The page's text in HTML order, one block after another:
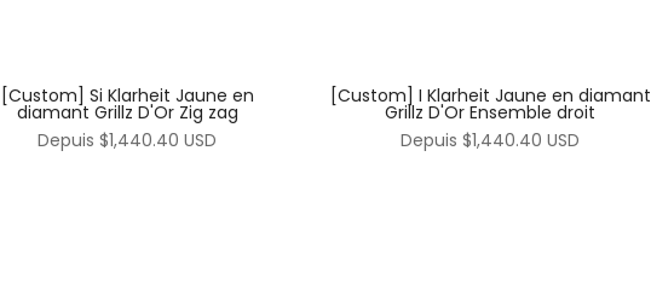
[Custom] Si Klarheit Jaune en
diamant Grillz D'Or Zig zag
Depuis $1,440.40 USD
[Custom] I Klarheit Jaune en diamant
Grillz D'Or Ensemble droit
Depuis $1,440.40 USD